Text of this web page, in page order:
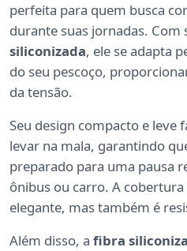
perfeita para quem busca
durante suas jornadas. Com
siliconizada, ele se adapta
do seu pescoço,
da tensão.
Seu design compacto e leve
levar na mala, garantindo
preparado para uma pausa
ônibus ou carro. A cobertura
elegante, mas também é
Além disso, a fibra